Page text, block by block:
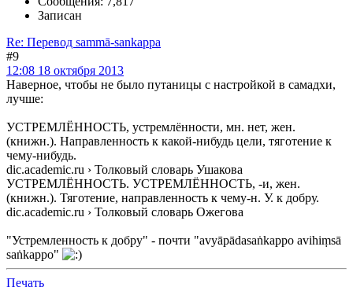
Записан
Re: Перевод sammā-sankappa
#9
12:08 18 октября 2013
Наверное, чтобы не было путаницы с настройкой в самадхи,
лучше:
УСТРЕМЛЁННОСТЬ, устремлённости, мн. нет, жен.
(книжн.). Направленность к какой-нибудь цели, тяготение к
чему-нибудь.
dic.academic.ru › Толковый словарь Ушакова
УСТРЕМЛЁННОСТЬ. УСТРЕМЛЁННОСТЬ, -и, жен.
(книжн.). Тяготение, направленность к чему-н. У. к добру.
dic.academic.ru › Толковый словарь Ожегова
"Устремленность к добру" - почти "avyāpādasaṅkappo avihiṃsā
saṅkappo"
Печать